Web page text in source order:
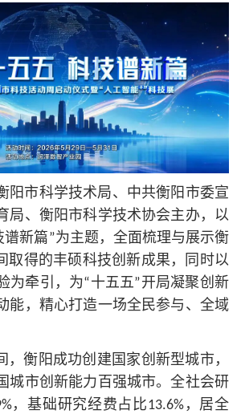
阳市科学技术局、中共衡阳市委宣
局、衡阳市科学技术协会主办，以
谱新篇”为主题，全面梳理与展示衡
取得的丰硕科技创新成果，同时以
为牵引，为“十五五”开局凝聚创新
能，精心打造一场全民参与、全域
，衡阳成功创建国家创新型城市，
城市创新能力百强城市。全社会研
，基础研究经费占比13.6%，居全